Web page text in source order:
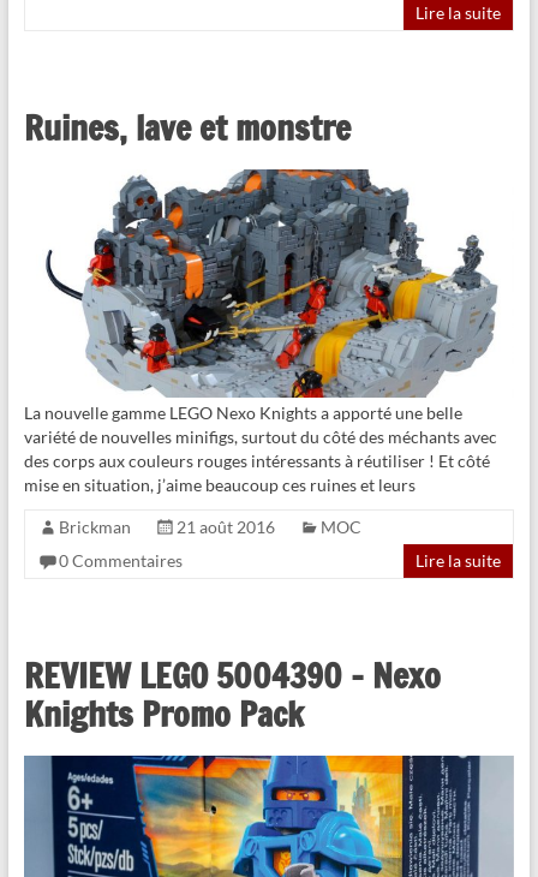
Lire la suite
Ruines, lave et monstre
La nouvelle gamme LEGO Nexo Knights a apporté une belle
variété de nouvelles minifigs, surtout du côté des méchants avec
des corps aux couleurs rouges intéressants à réutiliser ! Et côté
mise en situation, j’aime beaucoup ces ruines et leurs
Brickman 21 août 2016
MOC
0 Commentaires
Lire la suite
REVIEW LEGO 5004390 – Nexo
Knights Promo Pack